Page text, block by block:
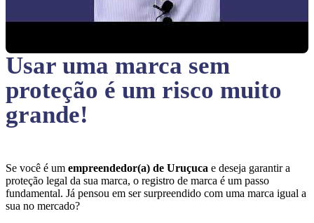
Usar uma marca sem
proteção é um risco muito
grande!
Se você é um empreendedor(a) de Uruçuca e deseja garantir a
proteção legal da sua marca, o registro de marca é um passo
fundamental. Já pensou em ser surpreendido com uma marca igual a
sua no mercado?